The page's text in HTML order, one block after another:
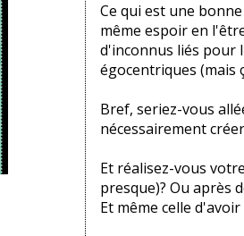
Ce qui est une
même espoir en
d'inconnus liés pour
égocentriques (mais
Bref, seriez-vous
nécessairement
Et réalisez-vous
presque)? Ou après
Et même celle